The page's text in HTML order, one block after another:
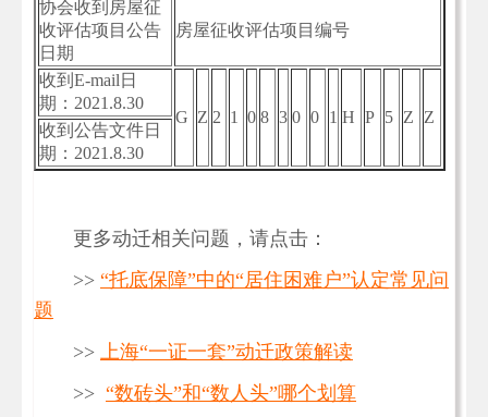
协会收到房屋征
收评估项目公告
日期
房屋征收评估项目编号
收到E-mail日
期：2021.8.30
G Z 2 1 0 8 3 0 0 1 H P 5 Z Z
收到公告文件日
期：2021.8.30
更多动迁相关问题，请点击：
>> “托底保障”中的“居住困难户”认定常见问
题
>> 上海“一证一套”动迁政策解读
>> “数砖头”和“数人头”哪个划算